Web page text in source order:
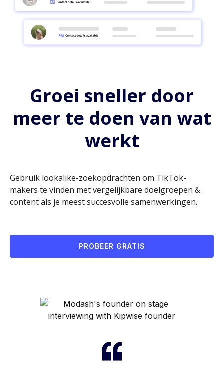
Groei sneller door
meer te doen van wat
werkt
Gebruik lookalike-zoekopdrachten om TikTok-
makers te vinden met vergelijkbare doelgroepen &
content als je meest succesvolle samenwerkingen.
PROBEER GRATIS